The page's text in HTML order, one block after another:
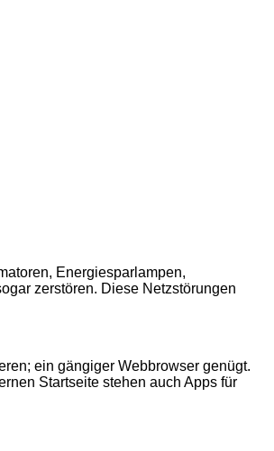
Energiesparlampen,
zerstören. Diese Netzstörungen
ein gängiger Webbrowser genügt.
Startseite stehen auch Apps für